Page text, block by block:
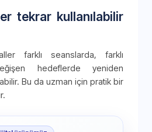
tekrar kullanılabilir
farklı seanslarda, farklı
hedeflerde yeniden
Bu da uzman için pratik bir